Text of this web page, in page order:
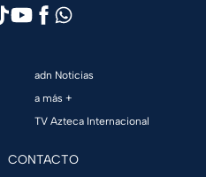
adn Noticias
a más +
TV Azteca Internacional
CONTACTO